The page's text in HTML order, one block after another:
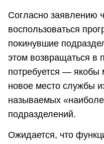
Согласно заявлению
воспользоваться
покинувшие
этом возвращаться в
потребуется — якобы
новое место службы
называемых
подразделений.
Ожидается, что